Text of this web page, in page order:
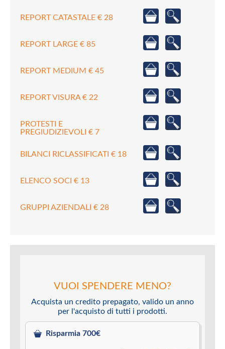
REPORT CATASTALE € 28
REPORT LARGE € 85
REPORT MEDIUM € 45
REPORT VISURA € 22
PROTESTI E
PREGIUDIZIEVOLI € 7
BILANCI RICLASSIFICATI € 18
ELENCO SOCI € 13
GRUPPI AZIENDALI € 28
VUOI SPENDERE MENO?
Acquista un credito prepagato, valido un anno
per l'acquisto di tutti i prodotti.
Risparmia 700€